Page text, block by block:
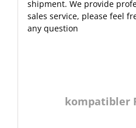
shipment. We provide
sales service, please feel
any question
kompatibler